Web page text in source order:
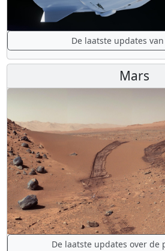
De laatste updates van
Mars
De laatste updates over de